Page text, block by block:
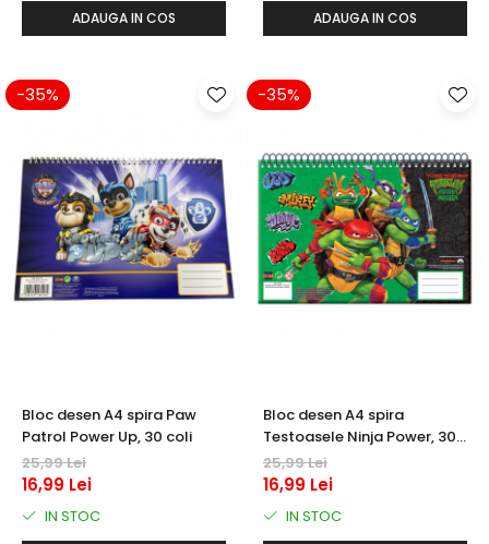
Warner
Cry Babies
The Grinch
Incaltaminte fete
Ghete si cizme fete
Pantofi fete
Pantofi sport fete
Papuci si slapi fete
ADAUGA IN COS ADAUGA IN COS
-35%
Bloc desen A4 spira Paw
Patrol Power Up, 30 coli
25,99 Lei
16,99 Lei
IN STOC
-35%
Bloc desen A4 spira
Testoasele Ninja Power, 30
coli
25,99 Lei
16,99 Lei
IN STOC